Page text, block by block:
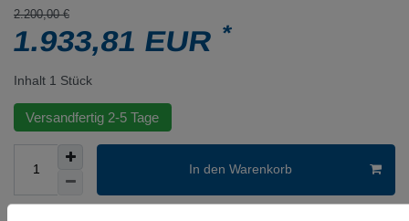
2.200,00 €
1.933,81 EUR*
Inhalt 1 Stück
Versandfertig 2-5 Tage
In den Warenkorb